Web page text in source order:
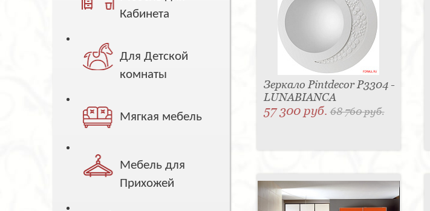
Кабинета
Для Детской
комнаты
Мягкая мебель
Мебель для
Прихожей
Зеркало Pintdecor P3304 -
LUNABIANCA
57 300 руб.68 760 руб.